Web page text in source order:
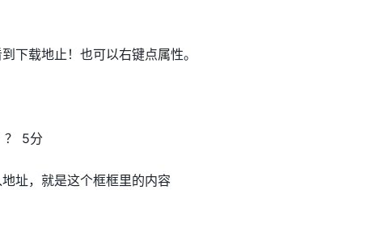
下载地止！也可以右键点属性。
？ 5分
址，就是这个框框里的内容